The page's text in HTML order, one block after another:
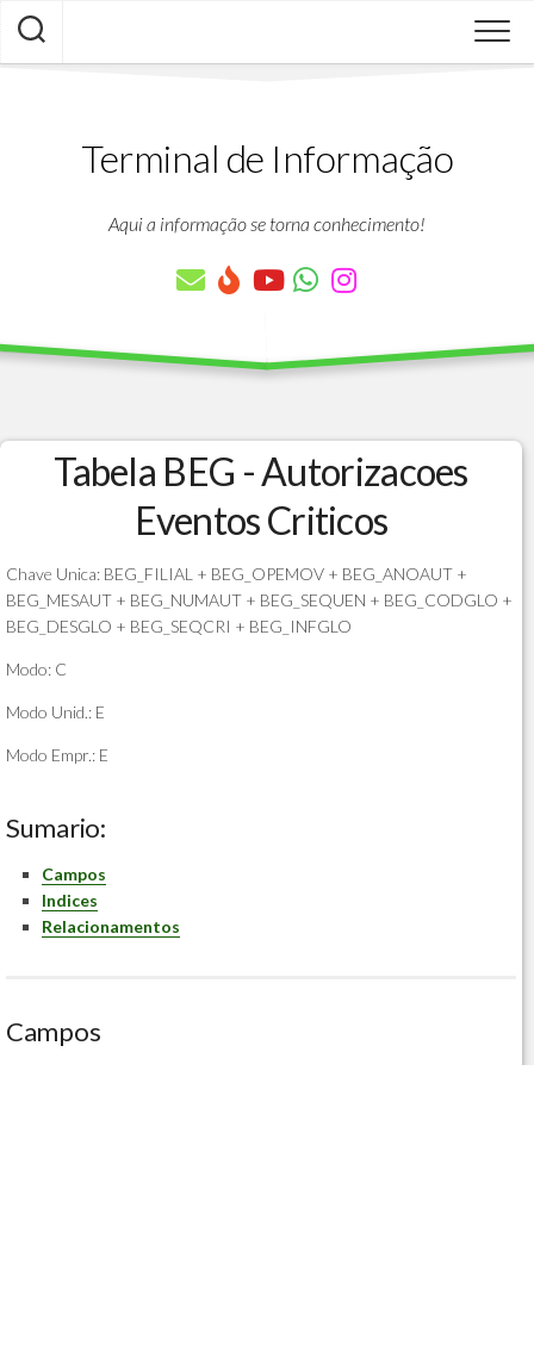
Skip
content
Terminal de Informação
Aqui a informação se torna conhecimento!
Tabela BEG - Autorizacoes
Eventos Criticos
Chave Unica: BEG_FILIAL + BEG_OPEMOV + BEG_ANOAUT +
BEG_MESAUT + BEG_NUMAUT + BEG_SEQUEN + BEG_CODGLO +
BEG_DESGLO + BEG_SEQCRI + BEG_INFGLO
Modo: C
Modo Unid.: E
Modo Empr.: E
Sumario:
Campos
Indices
Relacionamentos
Campos